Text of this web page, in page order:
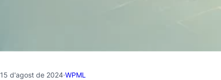
15 d'agost de 2024·WPML